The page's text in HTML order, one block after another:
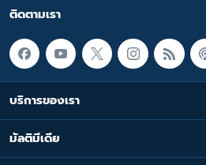
ติดตามเรา
บริการของเรา
มัลติมีเดีย